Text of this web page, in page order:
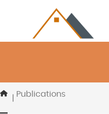
contenu
Publications